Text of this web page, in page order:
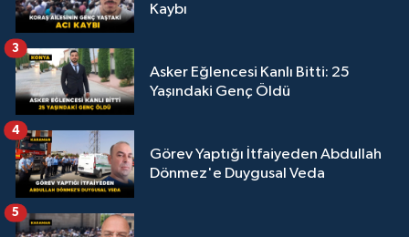
Kaybı
Asker Eğlencesi Kanlı Bitti: 25
Yaşındaki Genç Öldü
3
Görev Yaptığı İtfaiyeden Abdullah
Dönmez'e Duygusal Veda
4
5